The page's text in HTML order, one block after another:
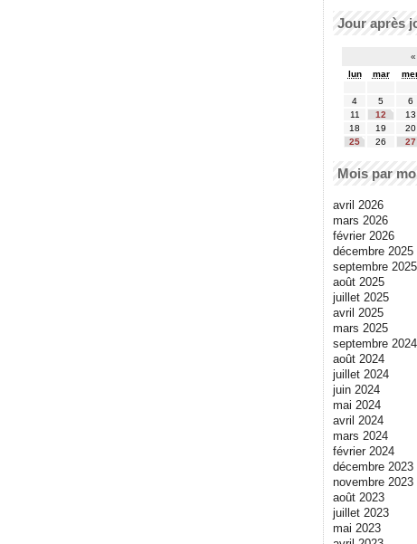
Jour après
«
lun
mar
4
5 6
11
12 13
18
19 20
25
26 27
Mois par
avril 2026
mars 2026
février 2026
décembre 2025
septembre 2025
août 2025
juillet 2025
avril 2025
mars 2025
septembre 2024
août 2024
juillet 2024
juin 2024
mai 2024
avril 2024
mars 2024
février 2024
décembre 2023
novembre 2023
août 2023
juillet 2023
mai 2023